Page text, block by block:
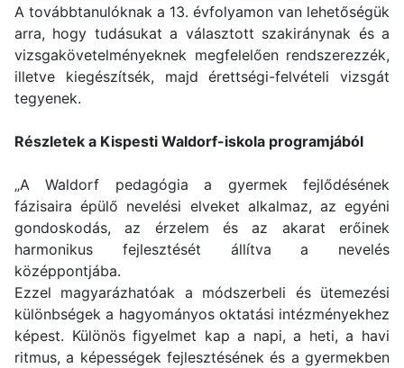
A továbbtanulóknak a 13. évfolyamon van lehetőségük
arra, hogy tudásukat a választott szakiránynak és a
vizsgakövetelményeknek megfelelően rendszerezzék,
illetve kiegészítsék, majd érettségi-felvételi vizsgát
tegyenek.
Részletek a Kispesti Waldorf-iskola programjából
„A Waldorf pedagógia a gyermek fejlődésének
fázisaira épülő nevelési elveket alkalmaz, az egyéni
gondoskodás, az érzelem és az akarat erőinek
harmonikus fejlesztését állítva a nevelés
középpontjába.
Ezzel magyarázhatóak a módszerbeli és ütemezési
különbségek a hagyományos oktatási intézményekhez
képest. Különös figyelmet kap a napi, a heti, a havi
ritmus, a képességek fejlesztésének és a gyermekben